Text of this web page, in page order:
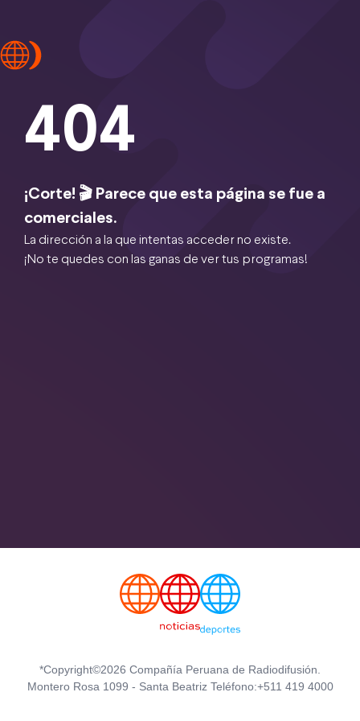
404
¡Corte! 🎬 Parece que esta página se fue a
comerciales.
La dirección a la que intentas acceder no existe.
¡No te quedes con las ganas de ver tus programas!
*Copyright©2026 Compañía Peruana de Radiodifusión.
Montero Rosa 1099 - Santa Beatriz Teléfono:+511 419 4000